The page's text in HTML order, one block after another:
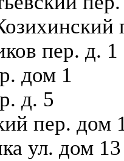
пер. д. 1
дом 1
д. 5
пер. дом
ул. дом 13